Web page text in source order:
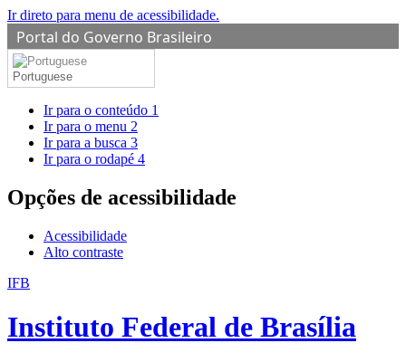
Ir direto para menu de acessibilidade.
Portal do Governo Brasileiro
Portuguese
Ir para o conteúdo 1
Ir para o menu 2
Ir para a busca 3
Ir para o rodapé 4
Opções de acessibilidade
Acessibilidade
Alto contraste
IFB
Instituto Federal de Brasília